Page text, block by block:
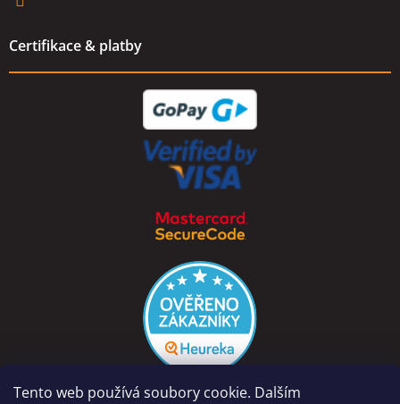
Tento web používá soubory cookie. Dalším
Certifikace & platby